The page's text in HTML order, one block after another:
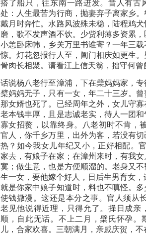
搭了船只，往东南一路进发。昔人有古
处：人生最苦为行商，抛妻弃子离家乡
戴月时奔忙。水路风波殊未稳，陆程鸡
磨，歌不发声酒不饮。少赀利薄多资累
小恙卧床帏，乡关万里书谁寄？一年三
惊。灯花忽报行人至，阖门相庆如更生
骨肉长相聚。请看江上信天翁，拙守何曾
话说杨八老行至漳浦，下在檗妈妈家，
檗妈妈无子，只有一女，年二十三岁。
那女婿也死了。已经周年之外，女儿守
老本钱丰厚，且是志诚老实，待人一团
寡女招赘，以靠终身。八老初时不肯，
官人，你千乡万里，出外为客，若没有
热？如今我女儿年纪又小，正好相配。
家去，有娘子在家；在漳州来时，有我
寞；做生意，也是方便顺溜的。老身又
生一女，要他嫁个好人，日后生男育女
就是你家中娘子知道时，料也不嗔怪。
使钱撒漫。这还是本分之事。官人须从
老见他说得近理，只得允了。择日成亲
顺，自此无话。不上二月，檗氏怀孕。
儿，合家欢喜。三朝满月，亲戚庆贺，不